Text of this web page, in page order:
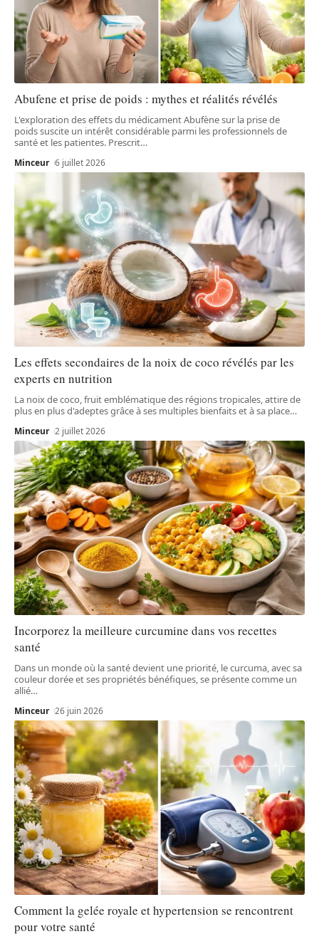
Abufene et prise de poids : mythes et réalités révélés
L'exploration des effets du médicament Abufène sur la prise de
poids suscite un intérêt considérable parmi les professionnels de
santé et les patientes. Prescrit…
Minceur 6 juillet 2026
Les effets secondaires de la noix de coco révélés par les
experts en nutrition
La noix de coco, fruit emblématique des régions tropicales, attire de
plus en plus d'adeptes grâce à ses multiples bienfaits et à sa place…
Minceur 2 juillet 2026
Incorporez la meilleure curcumine dans vos recettes
santé
Dans un monde où la santé devient une priorité, le curcuma, avec sa
couleur dorée et ses propriétés bénéfiques, se présente comme un
allié…
Minceur 26 juin 2026
Comment la gelée royale et hypertension se rencontrent
pour votre santé